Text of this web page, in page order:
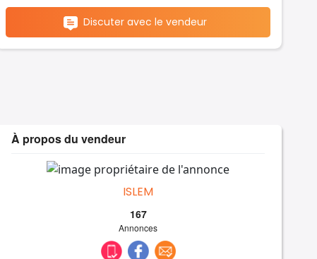
Discuter avec le vendeur
À propos du vendeur
ISLEM
167
Annonces